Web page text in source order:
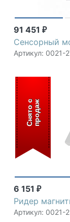
91 451 ₽
Сенсорный
Артикул: 0021-
6 151 ₽
Ридер
Артикул: 0021-
С
н
я
т
о
с
п
р
о
д
аж